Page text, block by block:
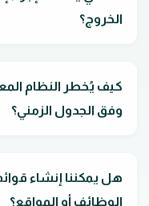
الخروج؟
كيف يُخطر النظام
وفق الجدول الزمني؟
هل يمكننا إنشاء
الوظائف أو المواقع؟